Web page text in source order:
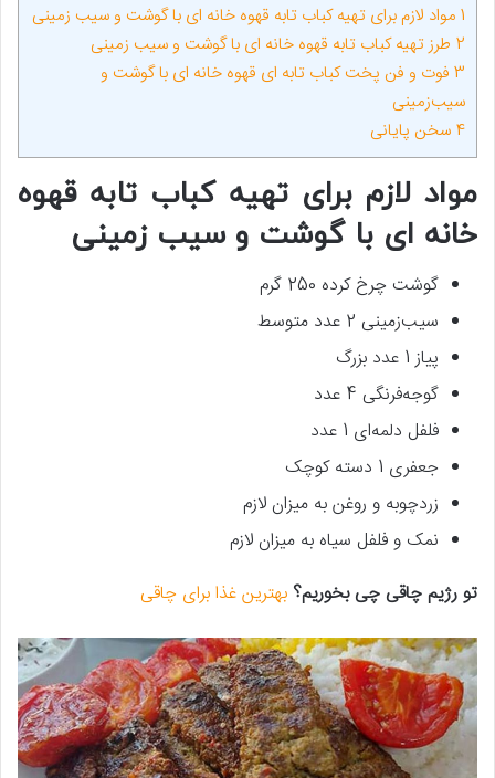
1 مواد لازم برای تهیه کباب تابه قهوه خانه ای با گوشت و سیب زمینی
2 طرز تهیه کباب تابه قهوه خانه ای با گوشت و سیب زمینی
3 فوت‌ و فن پخت کباب تابه‌ ای قهوه‌ خانه‌ ای با گوشت و
سیب‌زمینی
4 سخن پایانی
مواد لازم برای تهیه کباب تابه قهوه
خانه ای با گوشت و سیب زمینی
گوشت چرخ کرده 250 گرم
سیب‌زمینی 2 عدد متوسط
پیاز 1 عدد بزرگ
گوجه‌فرنگی 4 عدد
فلفل دلمه‌ای 1 عدد
جعفری 1 دسته کوچک
زردچوبه و روغن به میزان لازم
نمک و فلفل سیاه به میزان لازم
تو رژیم چاقی چی بخوریم؟ بهترین غذا برای چاقی